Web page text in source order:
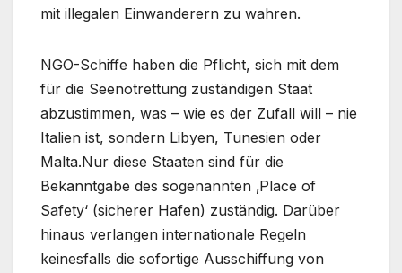
mit illegalen Einwanderern zu wahren.
NGO-Schiffe haben die Pflicht, sich mit dem
für die Seenotrettung zuständigen Staat
abzustimmen, was – wie es der Zufall will – nie
Italien ist, sondern Libyen, Tunesien oder
Malta.Nur diese Staaten sind für die
Bekanntgabe des sogenannten ‚Place of
Safety‘ (sicherer Hafen) zuständig. Darüber
hinaus verlangen internationale Regeln
keinesfalls die sofortige Ausschiffung von